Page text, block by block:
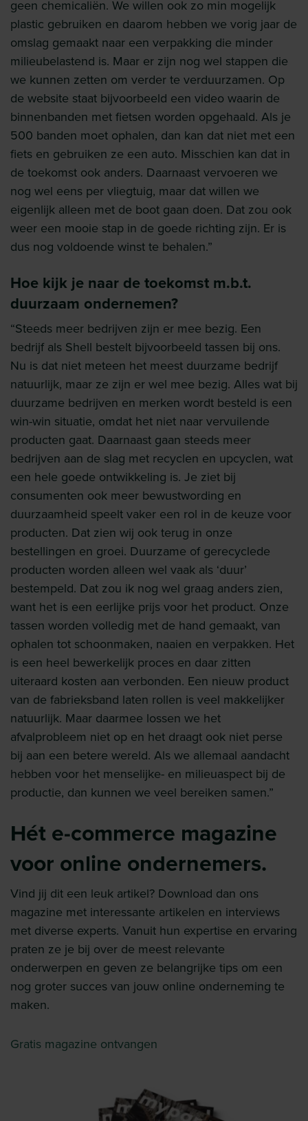
geen chemicaliën. We willen ook zo min mogelijk
plastic gebruiken en daarom hebben we vorig jaar de
omslag gemaakt naar een verpakking die minder
milieubelastend is. Maar er zijn nog wel stappen die
we kunnen zetten om verder te verduurzamen. Op
de website staat bijvoorbeeld een video waarin de
binnenbanden met fietsen worden opgehaald. Als je
500 banden moet ophalen, dan kan dat niet met een
fiets en gebruiken ze een auto. Misschien kan dat in
de toekomst ook anders. Daarnaast vervoeren we
nog wel eens per vliegtuig, maar dat willen we
eigenlijk alleen met de boot gaan doen. Dat zou ook
weer een mooie stap in de goede richting zijn. Er is
dus nog voldoende winst te behalen.”
Hoe kijk je naar de toekomst m.b.t.
duurzaam ondernemen?
“Steeds meer bedrijven zijn er mee bezig. Een
bedrijf als Shell bestelt bijvoorbeeld tassen bij ons.
Nu is dat niet meteen het meest duurzame bedrijf
natuurlijk, maar ze zijn er wel mee bezig. Alles wat bij
duurzame bedrijven en merken wordt besteld is een
win-win situatie, omdat het niet naar vervuilende
producten gaat. Daarnaast gaan steeds meer
bedrijven aan de slag met recyclen en upcyclen, wat
een hele goede ontwikkeling is. Je ziet bij
consumenten ook meer bewustwording en
duurzaamheid speelt vaker een rol in de keuze voor
producten. Dat zien wij ook terug in onze
bestellingen en groei. Duurzame of gerecyclede
producten worden alleen wel vaak als ‘duur’
bestempeld. Dat zou ik nog wel graag anders zien,
want het is een eerlijke prijs voor het product. Onze
tassen worden volledig met de hand gemaakt, van
ophalen tot schoonmaken, naaien en verpakken. Het
is een heel bewerkelijk proces en daar zitten
uiteraard kosten aan verbonden. Een nieuw product
van de fabrieksband laten rollen is veel makkelijker
natuurlijk. Maar daarmee lossen we het
afvalprobleem niet op en het draagt ook niet perse
bij aan een betere wereld. Als we allemaal aandacht
hebben voor het menselijke- en milieuaspect bij de
productie, dan kunnen we veel bereiken samen.”
Hét e-commerce magazine
voor online ondernemers.
Vind jij dit een leuk artikel? Download dan ons
magazine met interessante artikelen en interviews
met diverse experts. Vanuit hun expertise en ervaring
praten ze je bij over de meest relevante
onderwerpen en geven ze belangrijke tips om een
nog groter succes van jouw online onderneming te
maken.
Gratis magazine ontvangen